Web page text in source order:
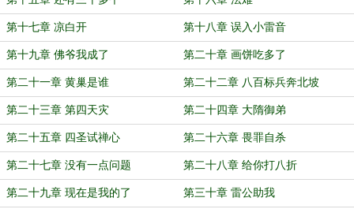
第十七章 凉白开 第十八章 误入小雷音
第十九章 佛爷我成了 第二十章 画饼吃多了
第二十一章 黄巢是谁 第二十二章 八百标兵奔北坡
第二十三章 第四天灾 第二十四章 大隋御弟
第二十五章 四圣试禅心 第二十六章 畏罪自杀
第二十七章 没有一点问题 第二十八章 给你打八折
第二十九章 现在是我的了 第三十章 雷公助我